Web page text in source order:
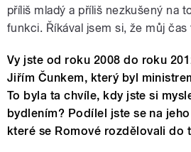
příliš mladý a příliš nezkušený na
funkci. Říkával jsem si, že můj čas
Vy jste od roku 2008 do roku
Jiřím Čunkem, který byl
To byla ta chvíle, kdy jste si
bydlením? Podílel jste se na
které se Romové rozdělovali do